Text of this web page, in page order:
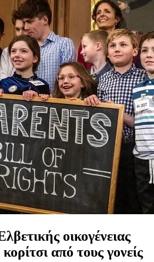
οικογένειας
από τους γονείς